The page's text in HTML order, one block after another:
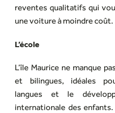
reventes qualitatifs qui
une voiture à moindre coût.
L’école
L’île Maurice ne manque
et bilingues, idéales
langues et le
internationale des